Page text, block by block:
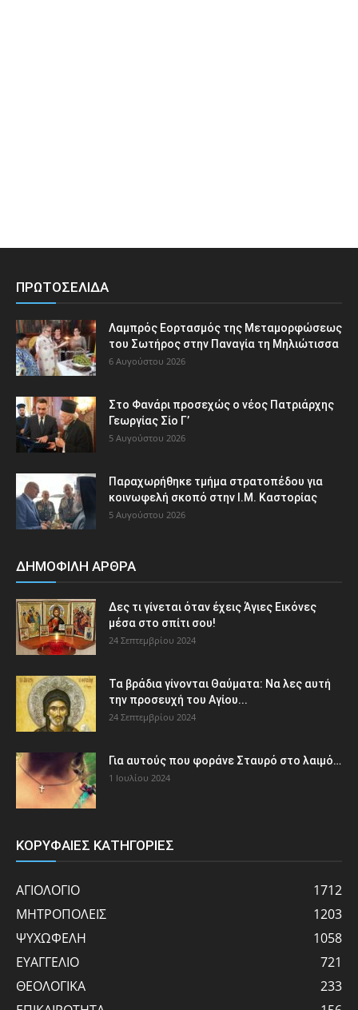
ΠΡΩΤΟΣΕΛΙΔΑ
Λαμπρός Εορτασμός της Μεταμορφώσεως
του Σωτήρος στην Παναγία τη Μηλιώτισσα
6 Αυγούστου 2026
Στο Φανάρι προσεχώς ο νέος Πατριάρχης
Γεωργίας Σίο Γ’
5 Αυγούστου 2026
Παραχωρήθηκε τμήμα στρατοπέδου για
κοινωφελή σκοπό στην Ι.Μ. Καστορίας
5 Αυγούστου 2026
ΔΗΜΟΦΙΛΗ ΑΡΘΡΑ
Δες τι γίνεται όταν έχεις Άγιες Εικόνες
μέσα στο σπίτι σου!
24 Σεπτεμβρίου 2024
Τα βράδια γίνονται Θαύματα: Να λες αυτή
την προσευχή του Αγίου...
24 Σεπτεμβρίου 2024
Για αυτούς που φοράνε Σταυρό στο λαιμό…
1 Ιουλίου 2024
ΚΟΡΥΦΑΙΕΣ ΚΑΤΗΓΟΡΙΕΣ
ΑΓΙΟΛΟΓΙΟ
1712
ΜΗΤΡΟΠΟΛΕΙΣ
1203
ΨΥΧΩΦΕΛΗ
1058
ΕΥΑΓΓΕΛΙΟ
721
ΘΕΟΛΟΓΙΚΑ
233